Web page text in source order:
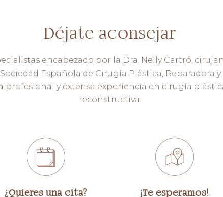
más,
por
Déjate aconsejar
encabezado por la Dra. Nelly Cartró,
Española de Cirugía Plástica, Reparadora y
profesional y extensa experiencia en cirugía
reconstructiva.
¿Quieres una cita? ¡Te esperamos!